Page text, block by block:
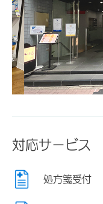
対応サービス
処方箋受付